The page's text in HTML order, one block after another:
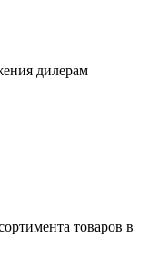
дилерам
товаров в